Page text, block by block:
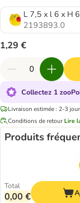
L 7,5 x l 6 x H
2193893.0
1,29 €
Collectez 1
Livraison estimée : 2-3
Conditions de retour Lire
Produits
Total
0,00 €